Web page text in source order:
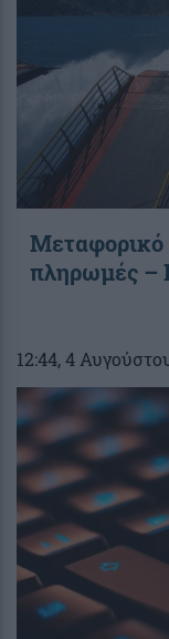
Μεταφορικό
πληρωμές –
12:44, 4